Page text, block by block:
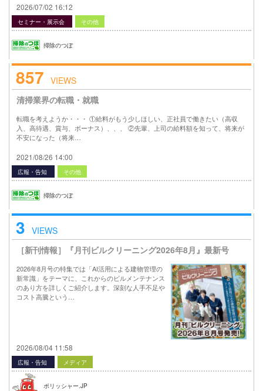
2026/07/02 16:12
セミナー・展示会 その他
掃除のつぼ
857 VIEWS
清掃業界の転職・就職
転職を考えようか・・・ ①給料がもう少しほしい、正社員で働きたい（高収
入、高待遇、賞与、ボーナス）、、、 ②先輩、上司の給料額を知って、将来が
不安になった（将来…
2021/08/26 14:00
広報・告知 その他
掃除のつぼ
3 VIEWS
［新刊情報］『月刊ビルクリーニング2026年8月』最新号
2026年8月号の特集では「AI活用による建物管理の
新常識」をテーマに、これからのビルメンテナンス
のあり方を詳しくご紹介します。深刻な人手不足や
コスト高騰という…
2026/08/04 11:58
広報・告知 メディア
ポリッシャー.JP